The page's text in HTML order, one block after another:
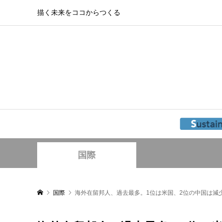
描く未来をココからつくる
国際
国際 海外在留邦人、過去最多。1位は米国、2位の中国は減